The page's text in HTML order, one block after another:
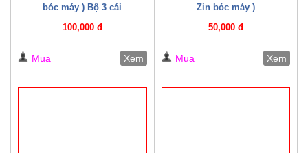
bóc máy ) Bộ 3 cái
100,000 đ
Mua Xem
Zin bóc máy )
50,000 đ
Mua Xem